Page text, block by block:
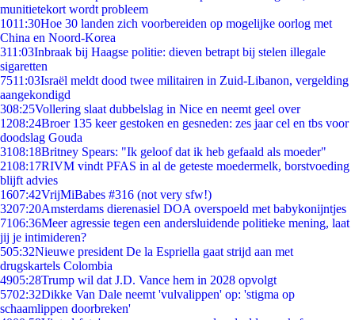
munitietekort wordt probleem
1011:30Hoe 30 landen zich voorbereiden op mogelijke oorlog met
China en Noord-Korea
311:03Inbraak bij Haagse politie: dieven betrapt bij stelen illegale
sigaretten
7511:03Israël meldt dood twee militairen in Zuid-Libanon, vergelding
aangekondigd
308:25Vollering slaat dubbelslag in Nice en neemt geel over
1208:24Broer 135 keer gestoken en gesneden: zes jaar cel en tbs voor
doodslag Gouda
3108:18Britney Spears: "Ik geloof dat ik heb gefaald als moeder"
2108:17RIVM vindt PFAS in al de geteste moedermelk, borstvoeding
blijft advies
1607:42VrijMiBabes #316 (not very sfw!)
3207:20Amsterdams dierenasiel DOA overspoeld met babykonijntjes
7106:36Meer agressie tegen een andersluidende politieke mening, laat
jij je intimideren?
505:32Nieuwe president De la Espriella gaat strijd aan met
drugskartels Colombia
4905:28Trump wil dat J.D. Vance hem in 2028 opvolgt
5702:32Dikke Van Dale neemt 'vulvalippen' op: 'stigma op
schaamlippen doorbreken'